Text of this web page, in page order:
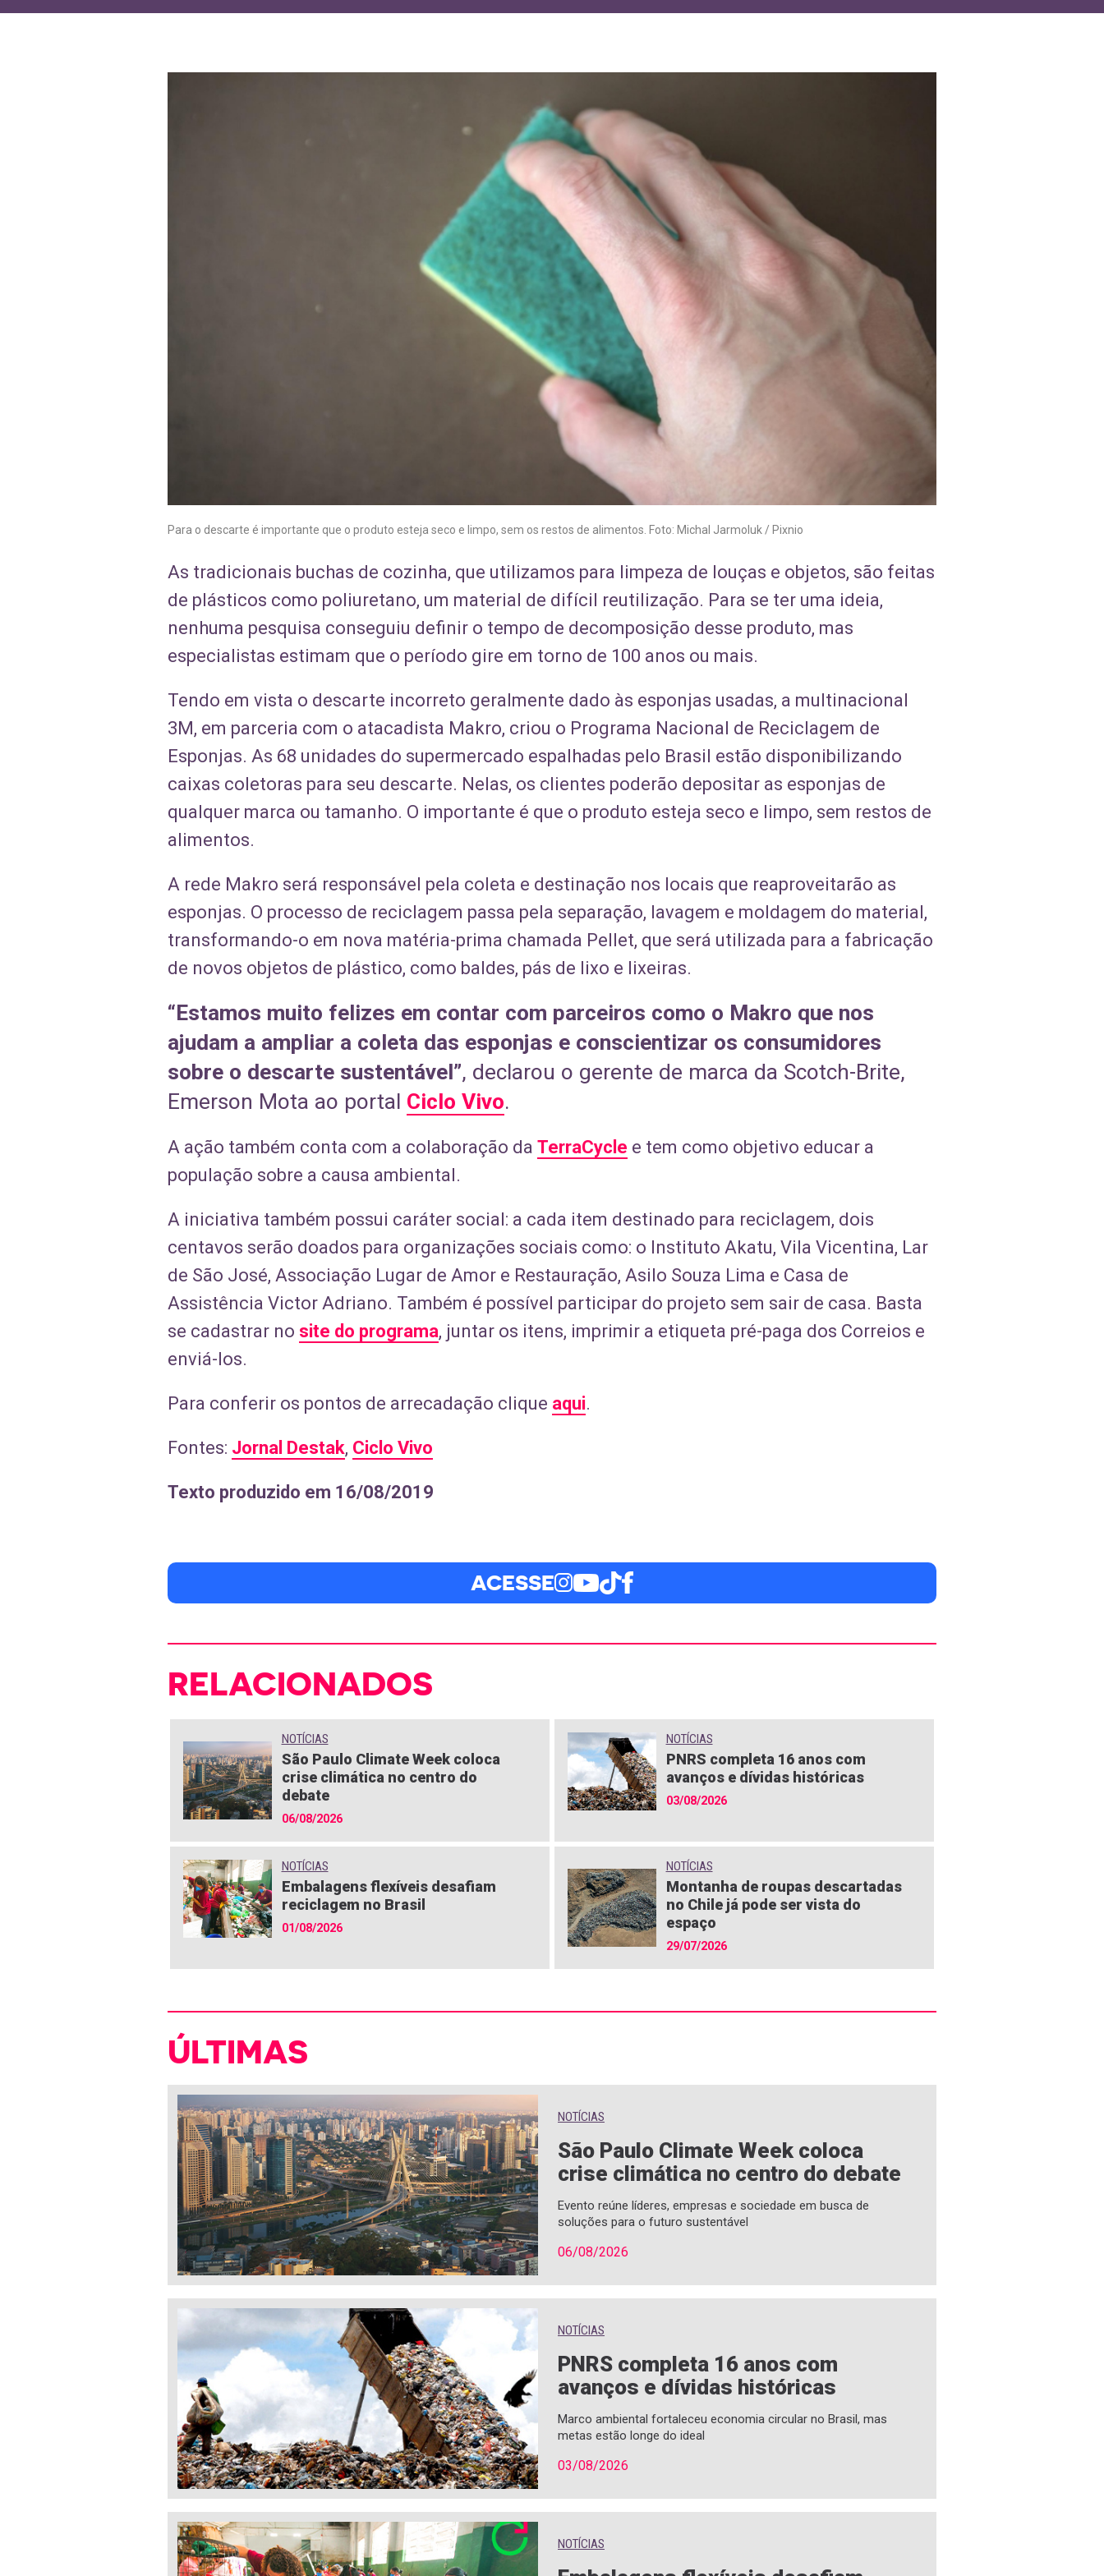
Para o descarte é importante que o produto esteja seco e limpo, sem os restos de alimentos. Foto: Michal Jarmoluk / Pixnio
As tradicionais buchas de cozinha, que utilizamos para limpeza de louças e objetos, são feitas
de plásticos como poliuretano, um material de difícil reutilização. Para se ter uma ideia,
nenhuma pesquisa conseguiu definir o tempo de decomposição desse produto, mas
especialistas estimam que o período gire em torno de 100 anos ou mais.
Tendo em vista o descarte incorreto geralmente dado às esponjas usadas, a multinacional
3M, em parceria com o atacadista Makro, criou o Programa Nacional de Reciclagem de
Esponjas. As 68 unidades do supermercado espalhadas pelo Brasil estão disponibilizando
caixas coletoras para seu descarte. Nelas, os clientes poderão depositar as esponjas de
qualquer marca ou tamanho. O importante é que o produto esteja seco e limpo, sem restos de
alimentos.
A rede Makro será responsável pela coleta e destinação nos locais que reaproveitarão as
esponjas. O processo de reciclagem passa pela separação, lavagem e moldagem do material,
transformando-o em nova matéria-prima chamada Pellet, que será utilizada para a fabricação
de novos objetos de plástico, como baldes, pás de lixo e lixeiras.
“Estamos muito felizes em contar com parceiros como o Makro que nos
ajudam a ampliar a coleta das esponjas e conscientizar os consumidores
sobre o descarte sustentável”, declarou o gerente de marca da Scotch-Brite,
Emerson Mota ao portal Ciclo Vivo.
A ação também conta com a colaboração da TerraCycle e tem como objetivo educar a
população sobre a causa ambiental.
A iniciativa também possui caráter social: a cada item destinado para reciclagem, dois
centavos serão doados para organizações sociais como: o Instituto Akatu, Vila Vicentina, Lar
de São José, Associação Lugar de Amor e Restauração, Asilo Souza Lima e Casa de
Assistência Victor Adriano. Também é possível participar do projeto sem sair de casa. Basta
se cadastrar no site do programa, juntar os itens, imprimir a etiqueta pré-paga dos Correios e
enviá-los.
Para conferir os pontos de arrecadação clique aqui.
Fontes: Jornal Destak, Ciclo Vivo
Texto produzido em 16/08/2019
ACESSE
RELACIONADOS
NOTÍCIAS
São Paulo Climate Week coloca
crise climática no centro do
debate
06/08/2026
NOTÍCIAS
PNRS completa 16 anos com
avanços e dívidas históricas
03/08/2026
NOTÍCIAS
Embalagens flexíveis desafiam
reciclagem no Brasil
01/08/2026
NOTÍCIAS
Montanha de roupas descartadas
no Chile já pode ser vista do
espaço
29/07/2026
ÚLTIMAS
NOTÍCIAS
São Paulo Climate Week coloca
crise climática no centro do debate
Evento reúne líderes, empresas e sociedade em busca de
soluções para o futuro sustentável
06/08/2026
NOTÍCIAS
PNRS completa 16 anos com
avanços e dívidas históricas
Marco ambiental fortaleceu economia circular no Brasil, mas
metas estão longe do ideal
03/08/2026
NOTÍCIAS